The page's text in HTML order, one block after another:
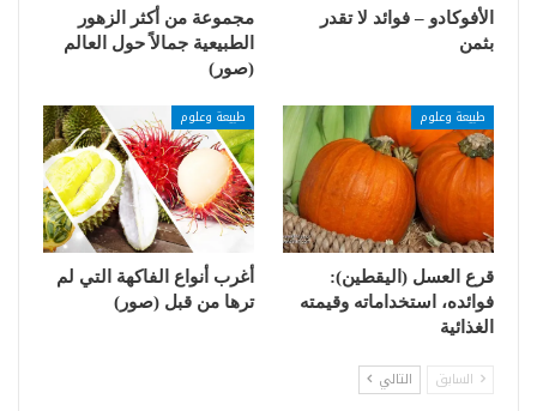
الأفوكادو – فوائد لا تقدر
بثمن
مجموعة من أكثر الزهور
الطبيعية جمالاً حول العالم
(صور)
طبيعة وعلوم
قرع العسل (اليقطين):
فوائده، استخداماته وقيمته
الغذائية
طبيعة وعلوم
أغرب أنواع الفاكهة التي لم
ترها من قبل (صور)
السابق التالي